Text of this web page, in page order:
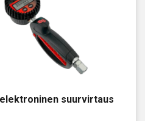
elektroninen suurvirtaus